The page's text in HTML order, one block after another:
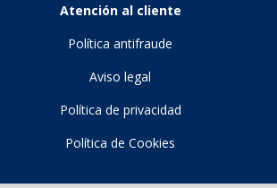
Atención al cliente
Política antifraude
Aviso legal
Política de privacidad
Política de Cookies